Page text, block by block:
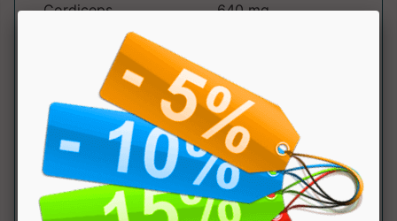
Cordiceps
640 mg
200 mg
Serenoa
repens
100 mg
Maca 100 mg